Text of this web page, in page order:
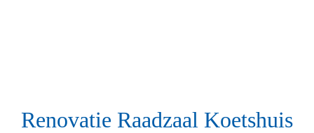
Renovatie Raadzaal Koetshuis